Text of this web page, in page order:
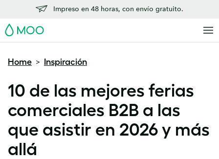
Impreso en 48 horas, con envío gratuito.
MOO
Home > Inspiración
10 de las mejores ferias
comerciales B2B a las
que asistir en 2026 y más
allá